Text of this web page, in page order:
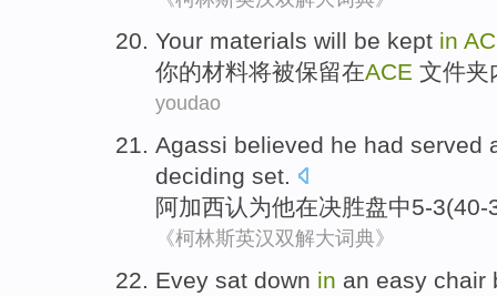
Your materials will be kept in
你的材料将被保留在ACE 文件夹
youdao
Agassi believed he had served
deciding set.
阿加西认为他在决胜盘中5-3(40-
《柯林斯英汉双解大词典》
Evey sat down in an easy chair